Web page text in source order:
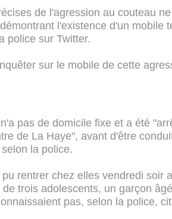
de l'agression au couteau
l'existence d'un mobile
police sur Twitter.
sur le mobile de cette
pas de domicile fixe et a été
de La Haye", avant d'être
la police.
rentrer chez elles vendredi soir
trois adolescents, un garçon
pas, selon la police,